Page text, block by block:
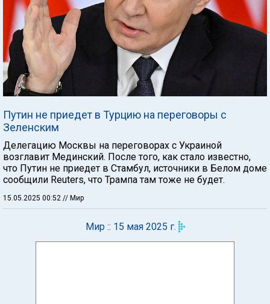
Путин не приедет в Турцию на переговоры с
Зеленским
Делегацию Москвы на переговорах с Украиной
возглавит Мединский. После того, как стало известно,
что Путин не приедет в Стамбул, источники в Белом доме
сообщили Reuters, что Трампа там тоже не будет.
15.05.2025 00:52 // Мир
Мир :: 15 мая 2025 г.